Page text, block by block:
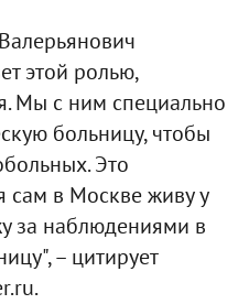
этой ролью,
Мы с ним специально
больницу, чтобы
Это
сам в Москве живу у
за наблюдениями в
– цитирует